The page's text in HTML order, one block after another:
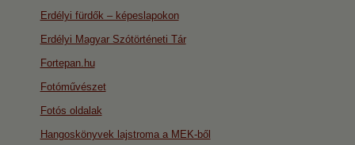
Erdélyi fürdők – képeslapokon
Erdélyi Magyar Szótörténeti Tár
Fortepan.hu
Fotóművészet
Fotós oldalak
Hangoskönyvek lajstroma a MEK-ből